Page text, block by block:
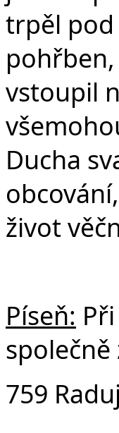
trpěl pod
vstoupil
Ducha
život
Píseň:
759